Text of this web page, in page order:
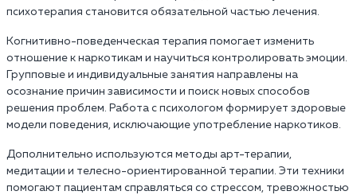
психотерапия становится обязательной частью лечения.
Когнитивно-поведенческая терапия помогает изменить
отношение к наркотикам и научиться контролировать эмоции.
Групповые и индивидуальные занятия направлены на
осознание причин зависимости и поиск новых способов
решения проблем. Работа с психологом формирует здоровые
модели поведения, исключающие употребление наркотиков.
Дополнительно используются методы арт-терапии,
медитации и телесно-ориентированной терапии. Эти техники
помогают пациентам справляться со стрессом, тревожностью